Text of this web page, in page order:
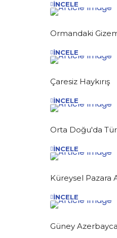
İNCELE
Ormandaki
İNCELE
Çaresiz Haykırış
İNCELE
Orta Doğu'da
İNCELE
Küreysel Pazara
İNCELE
Güney